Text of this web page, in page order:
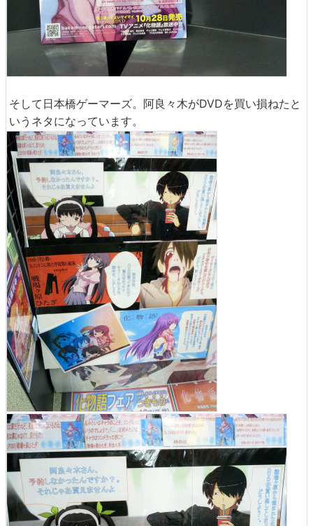
そして日本橋ゲーマーズ。阿良々木がDVDを買い損ねたと
いうネタになっています。